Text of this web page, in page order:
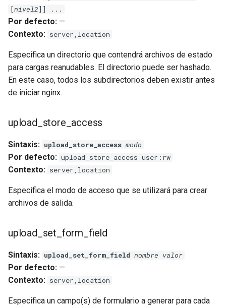
nsq
openidc
openssl
perf
prettycjson
pubsub
qless-web
rabbitmqstomp
rack
[nivel2]] ...
Por defecto: —
Contexto: server,location
Especifica un directorio que contendrá archivos de estado
para cargas reanudables. El directorio puede ser hashado.
En este caso, todos los subdirectorios deben existir antes
de iniciar nginx.
upload_store_access
Sintaxis: upload_store_access modo
Por defecto: upload_store_access user:rw
Contexto: server,location
Especifica el modo de acceso que se utilizará para crear
archivos de salida.
upload_set_form_field
Sintaxis: upload_set_form_field nombre valor
Por defecto: —
Contexto: server,location
Especifica un campo(s) de formulario a generar para cada